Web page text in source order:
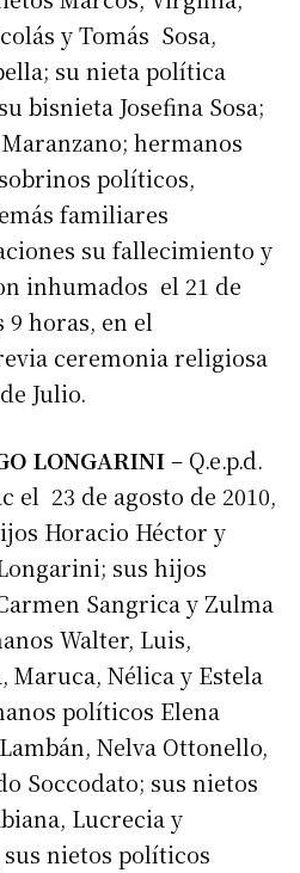
y Tomás Sosa,
su nieta política
bisnieta Josefina Sosa;
hermanos
políticos,
familiares
su fallecimiento y
inhumados el 21 de
9 horas, en el
ceremonia religiosa
Julio.
LONGARINI– Q.e.p.d.
el 23 de agosto de 2010,
Horacio Héctor y
sus hijos
Sangrica y Zulma
Walter, Luis,
Maruca, Nélica y Estela
políticos Elena
Nelva Ottonello,
Soccodato; sus nietos
Lucrecia y
nietos políticos